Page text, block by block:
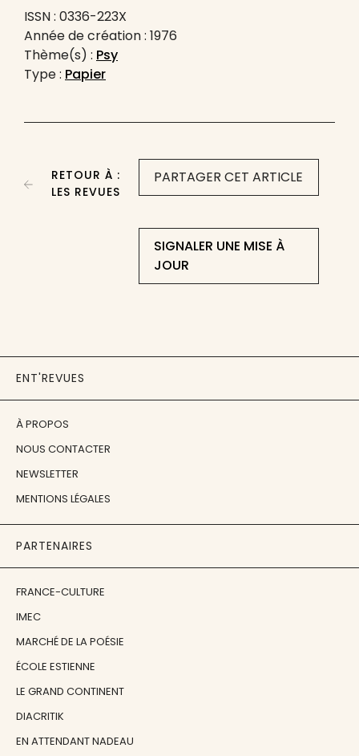
ISSN : 0336-223X
Année de création : 1976
Thème(s) : Psy
Type : Papier
PARTAGER CET ARTICLE
SIGNALER UNE MISE À
JOUR
RETOUR À :
LES REVUES
ENT'REVUES
À PROPOS
NOUS CONTACTER
NEWSLETTER
MENTIONS LÉGALES
PARTENAIRES
FRANCE-CULTURE
IMEC
MARCHÉ DE LA POÉSIE
ÉCOLE ESTIENNE
LE GRAND CONTINENT
DIACRITIK
EN ATTENDANT NADEAU